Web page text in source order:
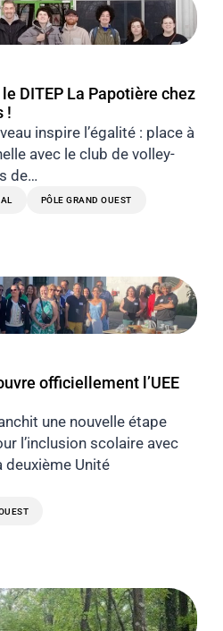
DITEP La Papotière chez
!
inspire l’égalité : place à
avec le club de volley-
de…
PÔLE GRAND OUEST
officiellement l’UEE
une nouvelle étape
l’inclusion scolaire avec
deuxième Unité